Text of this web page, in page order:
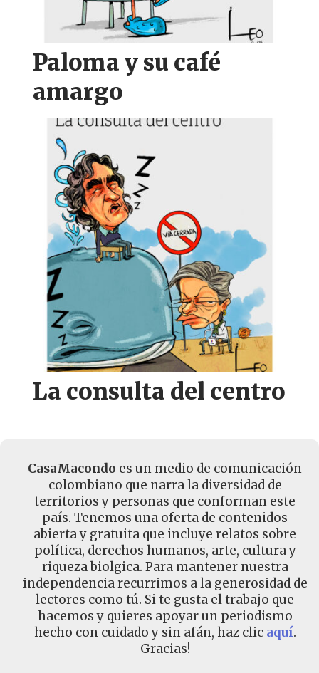
Paloma y su café
amargo
La consulta del centro
CasaMacondo es un medio de comunicación
colombiano que narra la diversidad de
territorios y personas que conforman este
país. Tenemos una oferta de contenidos
abierta y gratuita que incluye relatos sobre
política, derechos humanos, arte, cultura y
riqueza biolgica. Para mantener nuestra
independencia recurrimos a la generosidad de
lectores como tú. Si te gusta el trabajo que
hacemos y quieres apoyar un periodismo
hecho con cuidado y sin afán, haz clic aquí.
Gracias!